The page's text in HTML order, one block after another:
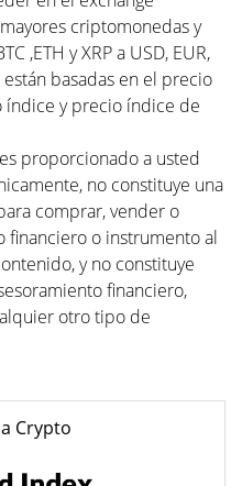
criptomonedas y
,ETH y XRP a USD, EUR,
basadas en el precio
índice y precio índice de
proporcionado a usted
no constituye una
comprar, vender o
financiero o instrumento al
y no constituye
financiero,
otro tipo de
Crypto